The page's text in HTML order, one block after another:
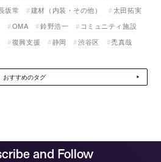
坂常 建材（内装・その他）
太田拓実
OMA 鈴野浩一
コミュニティ施設
復興支援 静岡 渋谷区 禿真哉
おすすめのタグ
and Follow